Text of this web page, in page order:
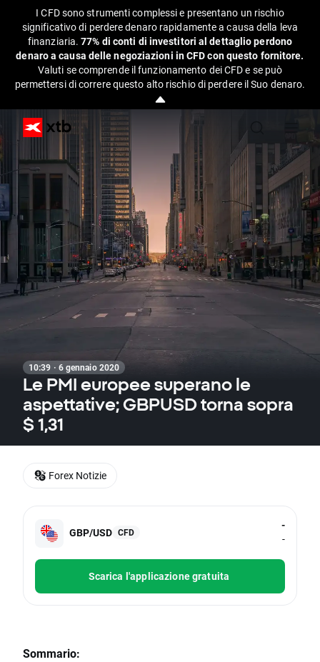
I CFD sono strumenti complessi e presentano un rischio
significativo di perdere denaro rapidamente a causa della leva
finanziaria.77% di conti di investitori al dettaglio perdono
denaro a causa delle negoziazioni in CFD con questo fornitore.
Valuti se comprende il funzionamento dei CFD e se può
permettersi di correre questo alto rischio di perdere il Suo denaro.
10:39 · 6 gennaio 2020
Le PMI europee superano le
aspettative; GBPUSD torna sopra
$ 1,31
GBP/USD CFD
-
-
Scarica l'applicazione gratuita
Sommario:
Forex Notizie